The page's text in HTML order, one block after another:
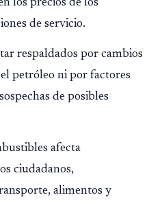
los precios de los
de servicio.
respaldados por cambios
petróleo ni por factores
de posibles
afecta
ciudadanos,
alimentos y